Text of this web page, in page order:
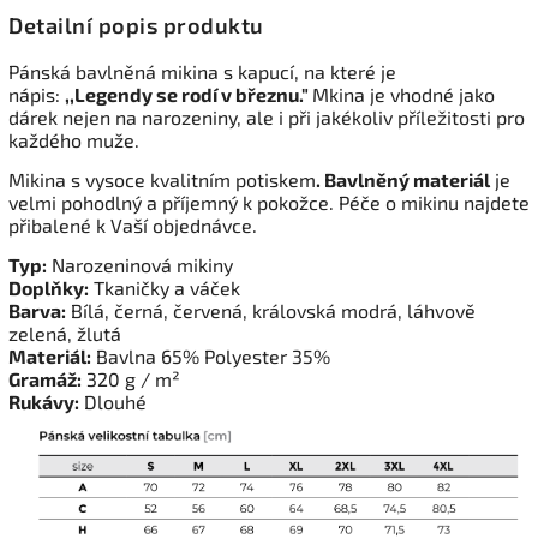
Detailní popis produktu
Pánská bavlněná mikina s kapucí, na které je
nápis: ,,Legendy se rodí v březnu." Mkina je vhodné jako
dárek nejen na narozeniny, ale i při jakékoliv příležitosti pro
každého muže.
Mikina s vysoce kvalitním potiskem. Bavlněný materiál je
velmi pohodlný a příjemný k pokožce. Péče o mikinu najdete
přibalené k Vaší objednávce.
Typ: Narozeninová mikiny
Doplňky: Tkaničky a váček
Barva: Bílá, černá, červená, královská modrá, láhvově
zelená, žlutá
Materiál: Bavlna 65% Polyester 35%
Gramáž: 320 g / m²
Rukávy: Dlouhé